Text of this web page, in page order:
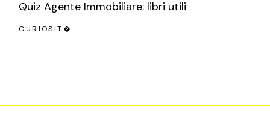
Quiz Agente Immobiliare: libri utili
CURIOSIT�